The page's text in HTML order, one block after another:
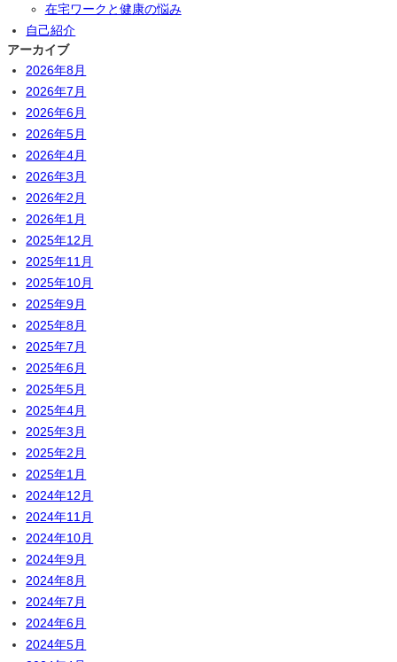
在宅ワークと健康の悩み
自己紹介
アーカイブ
2026年8月
2026年7月
2026年6月
2026年5月
2026年4月
2026年3月
2026年2月
2026年1月
2025年12月
2025年11月
2025年10月
2025年9月
2025年8月
2025年7月
2025年6月
2025年5月
2025年4月
2025年3月
2025年2月
2025年1月
2024年12月
2024年11月
2024年10月
2024年9月
2024年8月
2024年7月
2024年6月
2024年5月